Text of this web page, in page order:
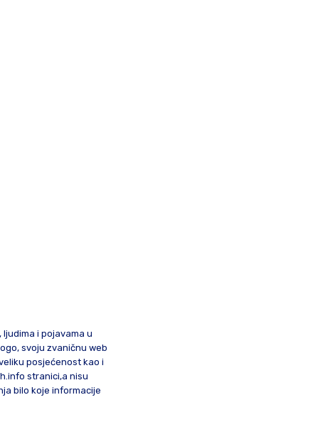
i pojavama u
svoju zvaničnu web
posjećenost kao i
stranici,a nisu
bilo koje informacije